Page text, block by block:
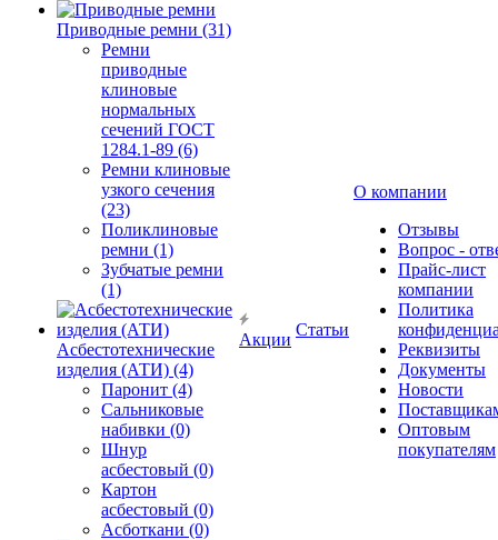
Приводные ремни (31)
Ремни
приводные
клиновые
нормальных
сечений ГОСТ
1284.1-89 (6)
Ремни клиновые
узкого сечения
(23)
Поликлиновые
ремни (1)
Зубчатые ремни
(1)
Асбестотехнические
изделия (АТИ) (4)
Паронит (4)
Сальниковые
набивки (0)
Шнур
асбестовый (0)
Картон
асбестовый (0)
Асботкани (0)
Акции
Статьи
О компании
Отзывы
Вопрос -
Прайс-лист
компании
Политика
Реквизиты
Документы
Новости
Оптовым
покупателям